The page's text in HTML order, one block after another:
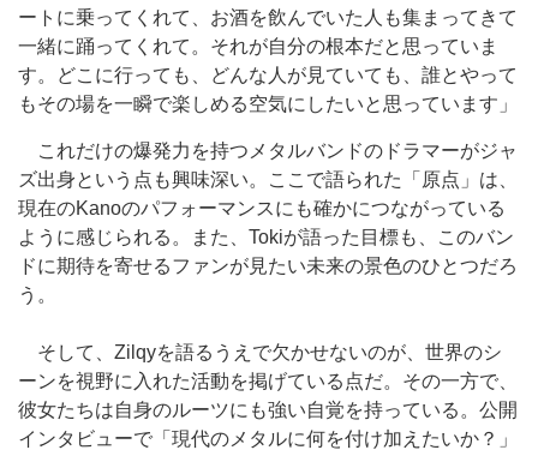
ートに乗ってくれて、お酒を飲んでいた人も集まってきて
一緒に踊ってくれて。それが自分の根本だと思っていま
す。どこに行っても、どんな人が見ていても、誰とやって
もその場を一瞬で楽しめる空気にしたいと思っています」
これだけの爆発力を持つメタルバンドのドラマーがジャ
ズ出身という点も興味深い。ここで語られた「原点」は、
現在のKanoのパフォーマンスにも確かにつながっている
ように感じられる。また、Tokiが語った目標も、このバン
ドに期待を寄せるファンが見たい未来の景色のひとつだろ
う。
そして、Zilqyを語るうえで欠かせないのが、世界のシ
ーンを視野に入れた活動を掲げている点だ。その一方で、
彼女たちは自身のルーツにも強い自覚を持っている。公開
インタビューで「現代のメタルに何を付け加えたいか？」